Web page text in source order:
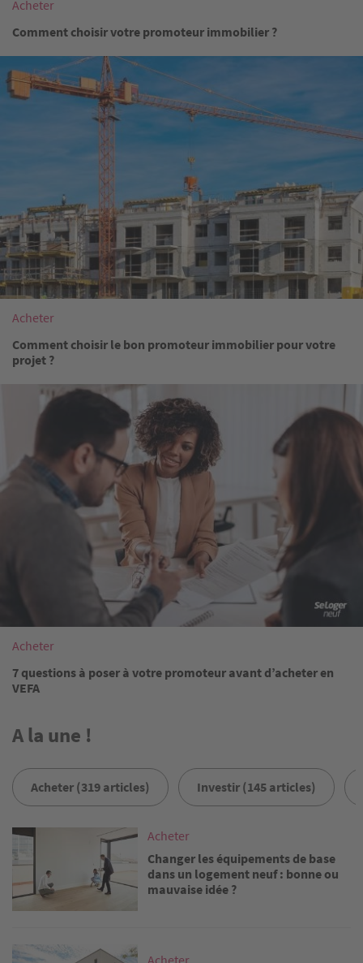
Acheter
Comment choisir votre promoteur immobilier ?
Acheter
Comment choisir le bon promoteur immobilier pour votre
projet ?
Acheter
7 questions à poser à votre promoteur avant d’acheter en
VEFA
A la une !
Acheter (319 articles) Investir (145 articles)
Image
Acheter
Changer les équipements de base
dans un logement neuf : bonne ou
mauvaise idée ?
Image